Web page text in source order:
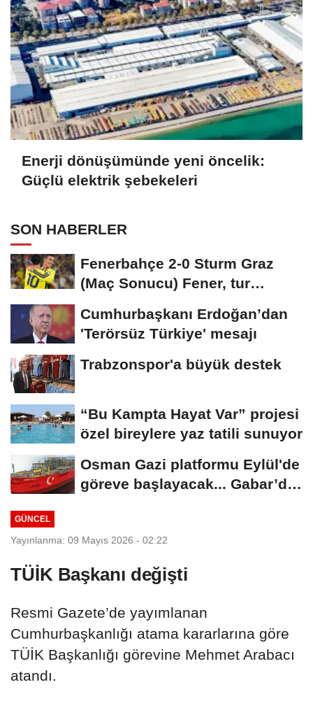
Enerji dönüşümünde yeni öncelik:
Güçlü elektrik şebekeleri
SON HABERLER
Fenerbahçe 2-0 Sturm Graz
(Maç Sonucu) Fener, tur
Cumhurbaşkanı Erdoğan’dan
'Terörsüz Türkiye' mesajı
Trabzonspor'a büyük destek
“Bu Kampta Hayat Var” projesi
özel bireylere yaz tatili sunuyor
Osman Gazi platformu Eylül'de
göreve başlayacak... Gabar’da
GÜNCEL
Yayınlanma: 09 Mayıs 2026 - 02:22
TÜİK Başkanı değişti
Resmi Gazete’de yayımlanan
Cumhurbaşkanlığı atama kararlarına göre
TÜİK Başkanlığı görevine Mehmet Arabacı
atandı.